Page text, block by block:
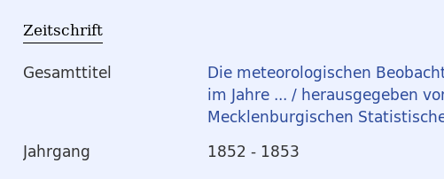
Zeitschrift
Gesamttitel
Die meteorologischen
im Jahre ... / herausgegeben
Mecklenburgischen
Jahrgang
1852 - 1853